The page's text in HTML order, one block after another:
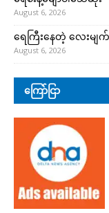
August 6, 2026
ရေကြီးနေတဲ့ လေးမျ
August 6, 2026
ကြော်ငြာ